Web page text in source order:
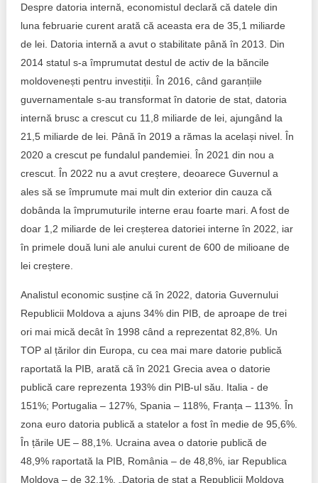
Despre datoria internă, economistul declară că datele din
luna februarie curent arată că aceasta era de 35,1 miliarde
de lei. Datoria internă a avut o stabilitate până în 2013. Din
2014 statul s-a împrumutat destul de activ de la băncile
moldovenești pentru investiții. În 2016, când garanțiile
guvernamentale s-au transformat în datorie de stat, datoria
internă brusc a crescut cu 11,8 miliarde de lei, ajungând la
21,5 miliarde de lei. Până în 2019 a rămas la același nivel. În
2020 a crescut pe fundalul pandemiei. În 2021 din nou a
crescut. În 2022 nu a avut creștere, deoarece Guvernul a
ales să se împrumute mai mult din exterior din cauza că
dobânda la împrumuturile interne erau foarte mari. A fost de
doar 1,2 miliarde de lei creșterea datoriei interne în 2022, iar
în primele două luni ale anului curent de 600 de milioane de
lei creștere.
Analistul economic susține că în 2022, datoria Guvernului
Republicii Moldova a ajuns 34% din PIB, de aproape de trei
ori mai mică decât în 1998 când a reprezentat 82,8%. Un
TOP al țărilor din Europa, cu cea mai mare datorie publică
raportată la PIB, arată că în 2021 Grecia avea o datorie
publică care reprezenta 193% din PIB-ul său. Italia - de
151%; Portugalia – 127%, Spania – 118%, Franța – 113%. În
zona euro datoria publică a statelor a fost în medie de 95,6%.
În țările UE – 88,1%. Ucraina avea o datorie publică de
48,9% raportată la PIB, România – de 48,8%, iar Republica
Moldova – de 32.1%. „Datoria de stat a Republicii Moldova